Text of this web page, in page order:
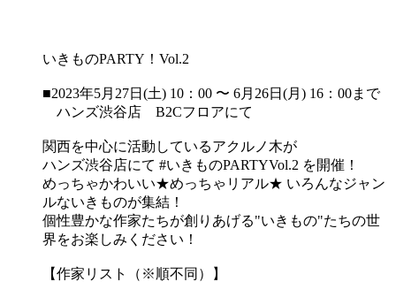
いきものPARTY！Vol.2
■2023年5月27日(土) 10：00 〜 6月26日(月) 16：00まで
ハンズ渋谷店 B2Cフロアにて
関西を中心に活動しているアクルノ木が
ハンズ渋谷店にて #いきものPARTYVol.2 を開催！
めっちゃかわいい★めっちゃリアル★ いろんなジャン
ルないきものが集結！
個性豊かな作家たちが創りあげる"いきもの"たちの世
界をお楽しみください！
【作家リスト（※順不同）】